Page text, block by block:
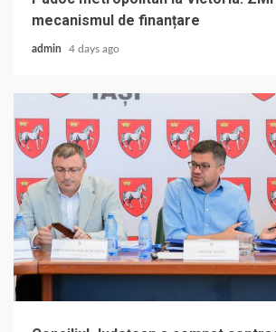
mecanismul de finanțare
admin 4 days ago